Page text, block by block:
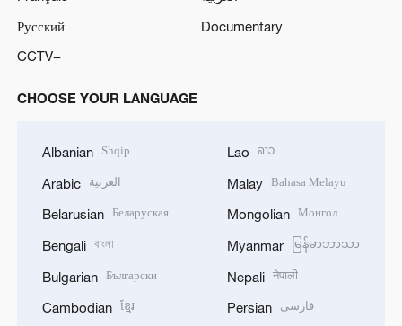
Русский
Documentary
CCTV+
CHOOSE YOUR LANGUAGE
Albanian Shqip
Arabic العربية
Belarusian Беларуская
Bengali বাংলা
Bulgarian Български
Cambodian ខ្មែរ
Lao ລາວ
Malay Bahasa Melayu
Mongolian Монгол
Myanmar မြန်မာဘာသာ
Nepali नेपाली
Persian فارسی